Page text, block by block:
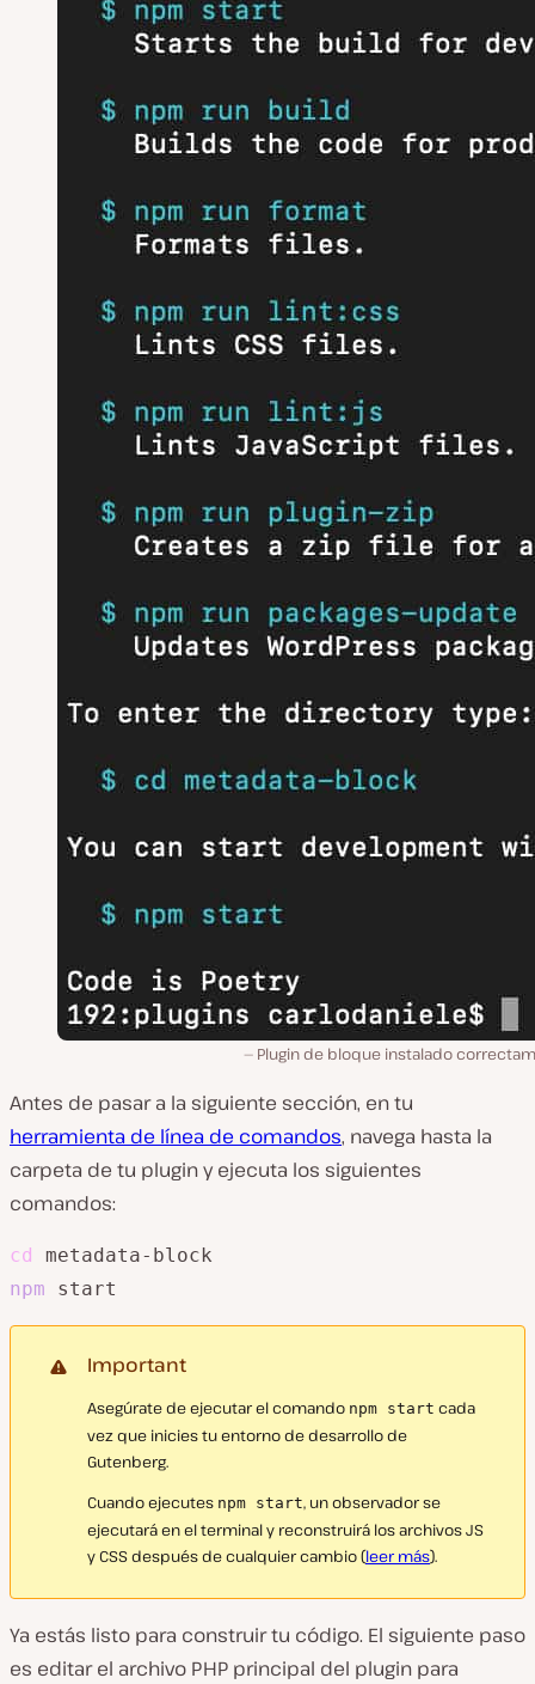
Plugin de bloque instalado
Antes de pasar a la siguiente sección, en tu
herramienta de línea de comandos, navega hasta la
carpeta de tu plugin y ejecuta los siguientes
comandos:
cd
npm start
Important
Asegúrate de ejecutar el comando npm start cada
vez que inicies tu entorno de desarrollo de
Gutenberg.
Cuando ejecutes npm start, un observador se
ejecutará en el terminal y reconstruirá los archivos JS
y CSS después de cualquier cambio (leer más).
Ya estás listo para construir tu código. El siguiente paso
es editar el archivo PHP principal del plugin para